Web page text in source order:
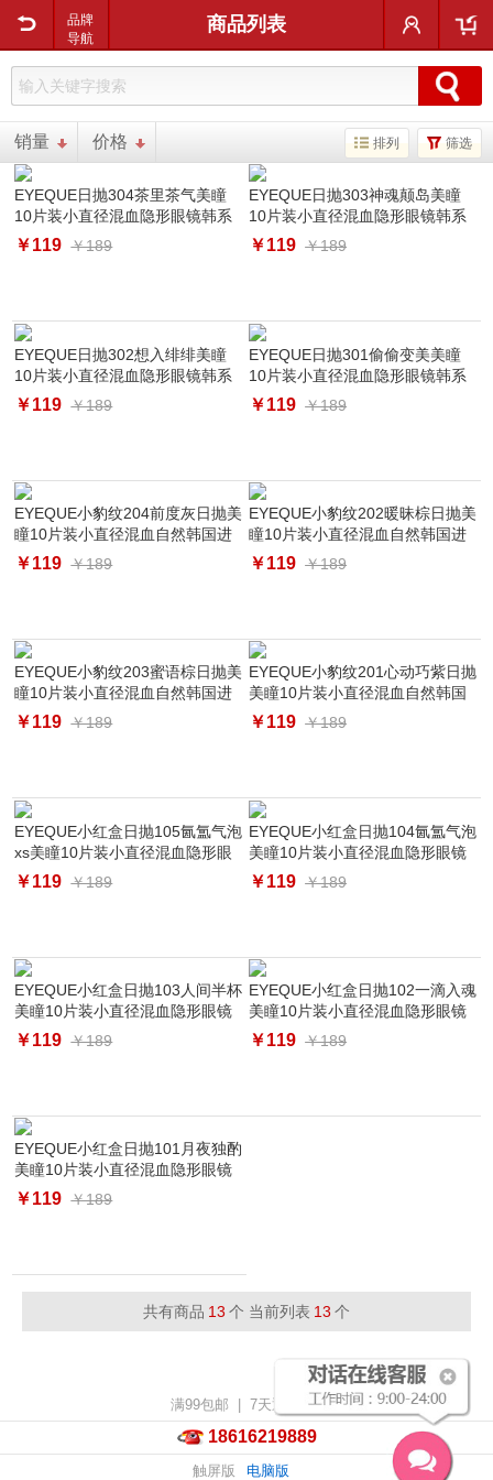
品牌
导航
商品列表
用户中心购物车
销量 价格 排列 筛选
EYEQUE日抛304茶里茶气美瞳
10片装小直径混血隐形眼镜韩系
￥119 ￥189
EYEQUE日抛303神魂颠岛美瞳
10片装小直径混血隐形眼镜韩系
￥119 ￥189
EYEQUE日抛302想入绯绯美瞳
10片装小直径混血隐形眼镜韩系
￥119 ￥189
EYEQUE日抛301偷偷变美美瞳
10片装小直径混血隐形眼镜韩系
￥119 ￥189
EYEQUE小豹纹204前度灰日抛美
瞳10片装小直径混血自然韩国进
口隐形眼镜
￥119 ￥189
EYEQUE小豹纹202暖昧棕日抛美
瞳10片装小直径混血自然韩国进
口隐形眼镜
￥119 ￥189
EYEQUE小豹纹203蜜语棕日抛美
瞳10片装小直径混血自然韩国进
口隐形眼镜
￥119 ￥189
EYEQUE小豹纹201心动巧紫日抛
美瞳10片装小直径混血自然韩国
进口隐形眼镜
￥119 ￥189
EYEQUE小红盒日抛105氤氲气泡
xs美瞳10片装小直径混血隐形眼
镜韩系
￥119 ￥189
EYEQUE小红盒日抛104氤氲气泡
美瞳10片装小直径混血隐形眼镜
韩系
￥119 ￥189
EYEQUE小红盒日抛103人间半杯
美瞳10片装小直径混血隐形眼镜
韩系
￥119 ￥189
EYEQUE小红盒日抛102一滴入魂
美瞳10片装小直径混血隐形眼镜
韩系
￥119 ￥189
EYEQUE小红盒日抛101月夜独酌
美瞳10片装小直径混血隐形眼镜
韩系
￥119 ￥189
共有商品 13 个 当前列表 13 个
满99包邮 | 7天退换货
18616219889
触屏版 电脑版